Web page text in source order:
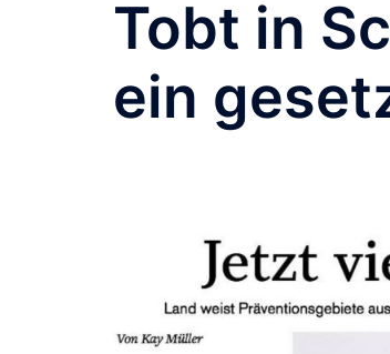
Tobt in
ein